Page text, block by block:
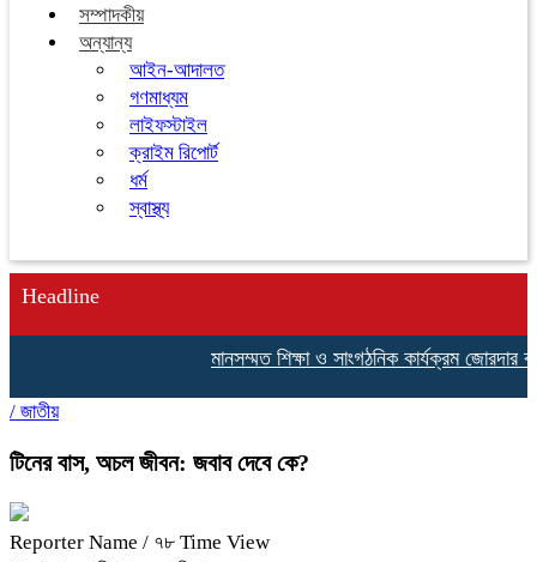
সম্পাদকীয়
অন্যান্য
আইন-আদালত
গণমাধ্যম
লাইফস্টাইল
ক্রাইম রিপোর্ট
ধর্ম
স্বাস্থ্য
Headline
মানসম্মত শিক্ষা ও সাংগঠনিক কার্যক্রম জোরদার করতে
/ জাতীয়
টিনের বাস, অচল জীবন: জবাব দেবে কে?
Reporter Name / ৭৮ Time View